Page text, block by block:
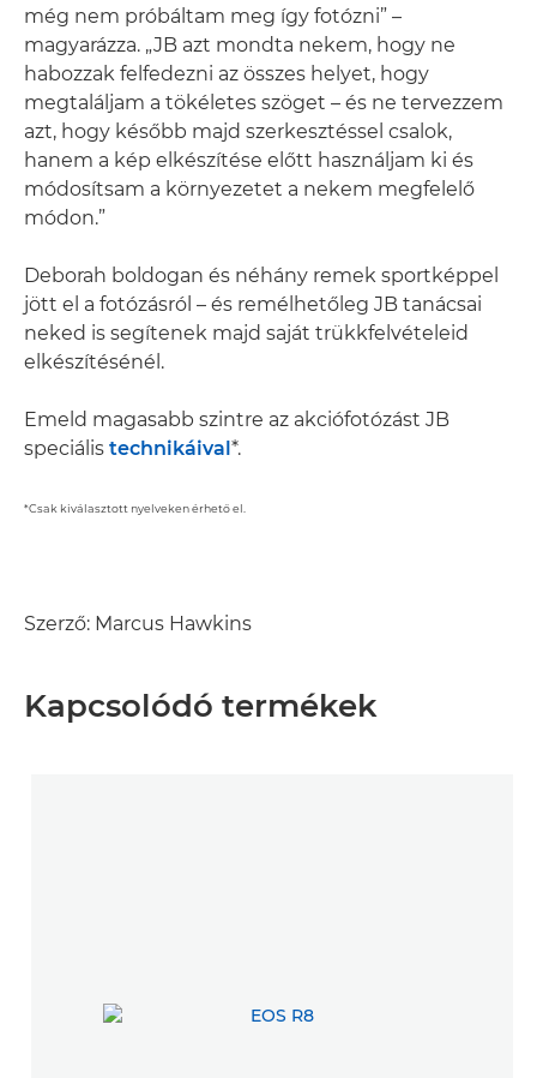
még nem próbáltam meg így fotózni” –
magyarázza. „JB azt mondta nekem, hogy ne
habozzak felfedezni az összes helyet, hogy
megtaláljam a tökéletes szöget – és ne tervezzem
azt, hogy később majd szerkesztéssel csalok,
hanem a kép elkészítése előtt használjam ki és
módosítsam a környezetet a nekem megfelelő
módon.”
Deborah boldogan és néhány remek sportképpel
jött el a fotózásról – és remélhetőleg JB tanácsai
neked is segítenek majd saját trükkfelvételeid
elkészítésénél.
Emeld magasabb szintre az akciófotózást JB
speciális technikáival*.
*Csak kiválasztott nyelveken érhető el.
Szerző: Marcus Hawkins
Kapcsolódó termékek